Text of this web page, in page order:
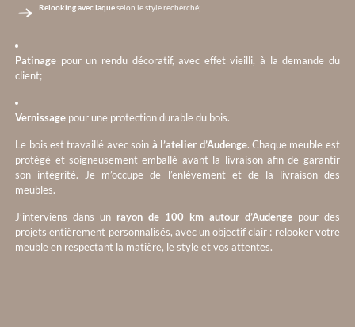
Relooking avec laqueselon le style recherché;
Patinage pour un rendu décoratif, avec effet vieilli, à la demande du
client;
Vernissage pour une protection durable du bois.
Le bois est travaillé avec soin à l’atelier d’Audenge. Chaque meuble est
protégé et soigneusement emballé avant la livraison afin de garantir
son intégrité. Je m’occupe de l’enlèvement et de la livraison des
meubles.
J’interviens dans un rayon de 100 km autour d’Audengepour des
projets entièrement personnalisés, avec un objectif clair : relooker votre
meuble en respectant la matière, le style et vos attentes.